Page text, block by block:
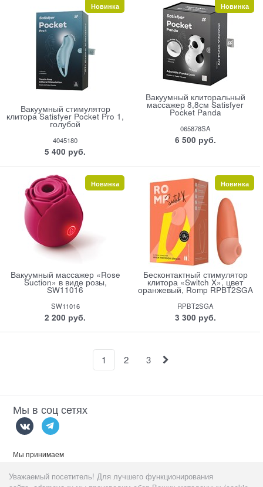
Вакуумный стимулятор
клитора Satisfyer Pocket Pro 1,
голубой
4045180
5 400 руб.
Новинка
Вакуумный клиторальный
массажер 8,8см Satisfyer
Pocket Panda
065878SA
6 500 руб.
Новинка
Вакуумный массажер «Rose
Suction» в виде розы,
SW11016
SW11016
2 200 руб.
Новинка
Бесконтактный стимулятор
клитора «Switch X», цвет
оранжевый, Romp RPBT2SGA
RPBT2SGA
3 300 руб.
Новинка
1 2 3
Мы в соц сетях
Мы принимаем
Уважаемый посетитель! Для лучшего функционирования